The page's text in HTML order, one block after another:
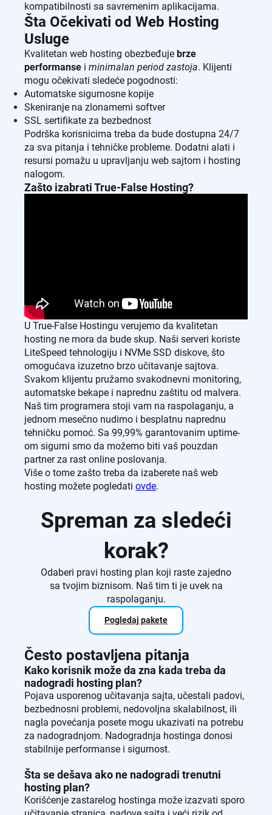
kompatibilnosti sa savremenim aplikacijama.
Šta Očekivati od Web Hosting
Usluge
Kvalitetan web hosting obezbeđuje brze
performanse i minimalan period zastoja. Klijenti
mogu očekivati sledeće pogodnosti:
Automatske sigurnosne kopije
Skeniranje na zlonamerni softver
SSL sertifikate za bezbednost
Podrška korisnicima treba da bude dostupna 24/7
za sva pitanja i tehničke probleme. Dodatni alati i
resursi pomažu u upravljanju web sajtom i hosting
nalogom.
Zašto izabrati True-False Hosting?
U True-False Hostingu verujemo da kvalitetan
hosting ne mora da bude skup. Naši serveri koriste
LiteSpeed tehnologiju i NVMe SSD diskove, što
omogućava izuzetno brzo učitavanje sajtova.
Svakom klijentu pružamo svakodnevni monitoring,
automatske bekape i naprednu zaštitu od malvera.
Naš tim programera stoji vam na raspolaganju, a
jednom mesečno nudimo i besplatnu naprednu
tehničku pomoć. Sa 99,99% garantovanim uptime-
om sigurni smo da možemo biti vaš pouzdan
partner za rast online poslovanja.
Više o tome zašto treba da izaberete naš web
hosting možete pogledati ovde.
Spreman za sledeći
korak?
Odaberi pravi hosting plan koji raste zajedno
sa tvojim biznisom. Naš tim ti je uvek na
raspolaganju.
Pogledaj pakete
Često postavljena pitanja
Kako korisnik može da zna kada treba da
nadogradi hosting plan?
Pojava usporenog učitavanja sajta, učestali padovi,
bezbednosni problemi, nedovoljna skalabilnost, ili
nagla povećanja posete mogu ukazivati na potrebu
za nadogradnjom. Nadogradnja hostinga donosi
stabilnije performanse i sigurnost.
Šta se dešava ako ne nadogradi trenutni
hosting plan?
Korišćenje zastarelog hostinga može izazvati sporo